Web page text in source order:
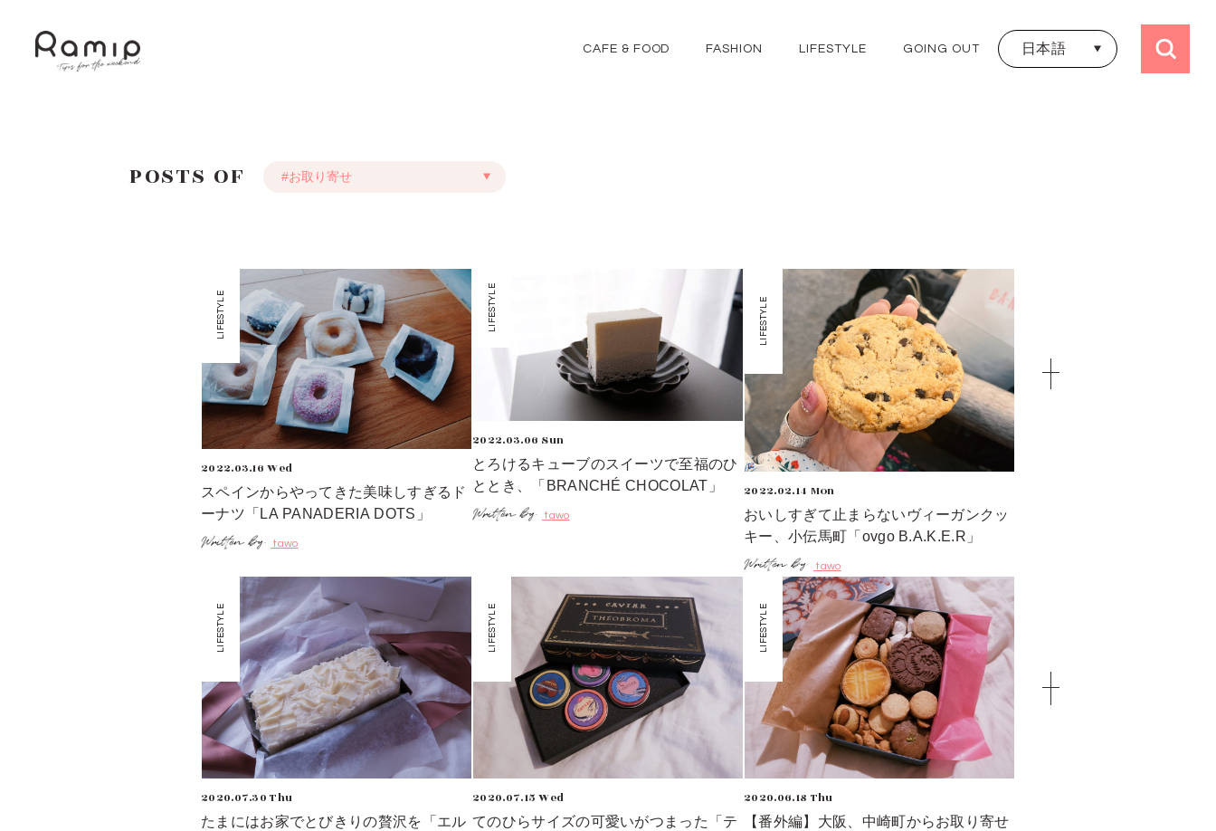
CAFE & FOOD FASHION LIFESTYLE GOING OUT 日本語
POSTS OF
LIFESTYLE
2022.03.16 Wed
スペインからやってきた美味しすぎるド
ーナツ「LA PANADERIA DOTS」
tawo
LIFESTYLE
2022.03.06 Sun
とろけるキューブのスイーツで至福のひ
ととき、「BRANCHÉ CHOCOLAT」
tawo
LIFESTYLE
2022.02.14 Mon
おいしすぎて止まらないヴィーガンクッ
キー、小伝馬町「ovgo B.A.K.E.R」
tawo
LIFESTYLE
2020.07.30 Thu
たまにはお家でとびきりの贅沢を「エル
LIFESTYLE
2020.07.15 Wed
てのひらサイズの可愛いがつまった「テ
LIFESTYLE
2020.06.18 Thu
【番外編】大阪、中崎町からお取り寄せ